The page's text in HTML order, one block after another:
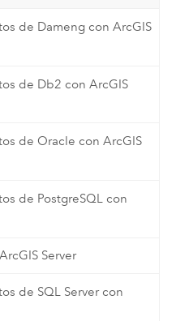
de Dameng con ArcGIS
de Db2 con ArcGIS
de Oracle con ArcGIS
de PostgreSQL con
Server
de SQL Server con